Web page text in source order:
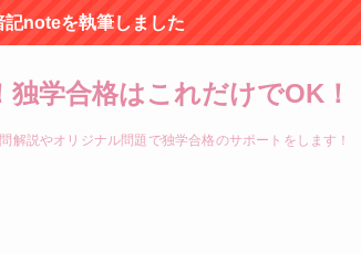
記noteを執筆しました
学合格はこれだけでOK！
解説やオリジナル問題で独学合格のサポートをします！